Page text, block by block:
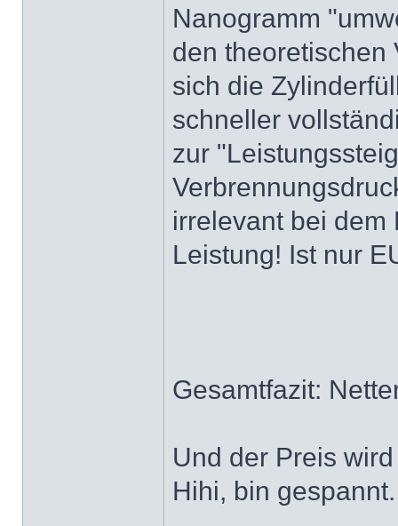
Nanogramm
den theoretischen
sich die
schneller
zur
irrelevant bei
Leistung! Ist nur
Gesamtfazit:
Und der Preis
Hihi, bin